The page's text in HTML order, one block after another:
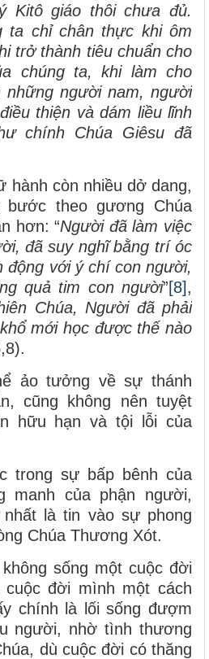
Kitô giáo thôi chưa đủ.
ta chỉ chân thực khi ôm
trở thành tiêu chuẩn cho
chúng ta, khi làm cho
những người nam, người
thiện và dám liều lĩnh
chính Chúa Giêsu đã
hành còn nhiều dở dang,
theo gương Chúa
hơn: “Người đã làm việc
đã suy nghĩ bằng trí óc
động với ý chí con người,
quả tim con người”[8],
Chúa, Người đã phải
mới học được thế nào
ảo tưởng về sự thánh
cũng không nên tuyệt
hữu hạn và tội lỗi của
trong sự bấp bênh của
manh của phận người,
là tin vào sự phong
Chúa Thương Xót.
sống một cuộc đời
cuộc đời mình một cách
chính là lối sống đượm
người, nhờ tình thương
dù cuộc đời có thăng